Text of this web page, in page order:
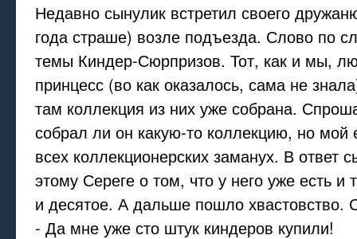
Недавно сынулик встретил своего
года страше) возле подъезда. Слово по
темы Киндер-Сюрпризов. Тот, как и мы,
принцесс (во как оказалось, сама не
там коллекция из них уже собрана.
собрал ли он какую-то коллекцию, но мой
всех коллекционерских заманух. В ответ
этому Сереге о том, что у него уже есть и
и десятое. А дальше пошло хвастовство.
- Да мне уже сто штук киндеров купили!